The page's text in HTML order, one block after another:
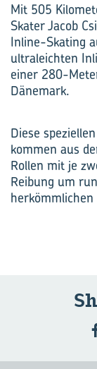
Mit 505
Skater Jacob
Inline-Skating
ultraleichten
einer 280-
Dänemark.
Diese
kommen aus
Rollen mit je
Reibung um